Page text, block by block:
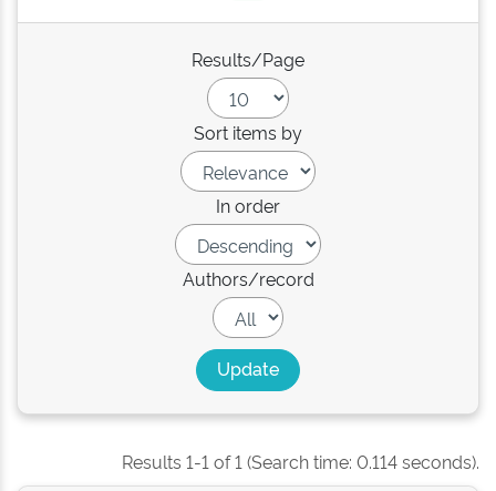
Results/Page
Sort items by
In order
Authors/record
Results 1-1 of 1 (Search time: 0.114 seconds).